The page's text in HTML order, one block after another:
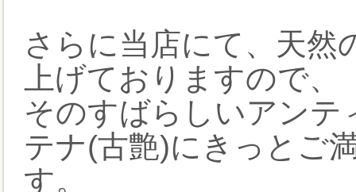
さらに当店にて、天然
上げておりますので、
そのすばらしいアンテ
テナ(古艶)にきっとご
す。